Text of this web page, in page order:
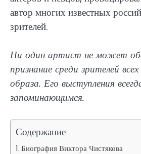
автор многих известных
зрителей.
Ни один артист не может
признание среди зрителей
образа. Его выступления
запоминающимся.
Содержание
Биография Виктора Чистякова